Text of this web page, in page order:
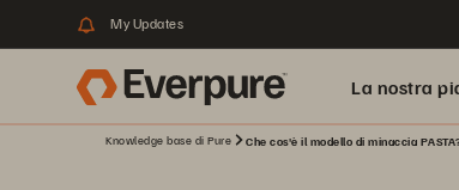
My Updates
La nostra
Knowledge base di Pure Che cos'è il modello di minaccia